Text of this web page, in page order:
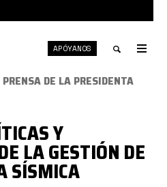
Toggle
APÓYANOS
DE LA PRESIDENTA
Y
LA GESTIÓN DE
SÍSMICA